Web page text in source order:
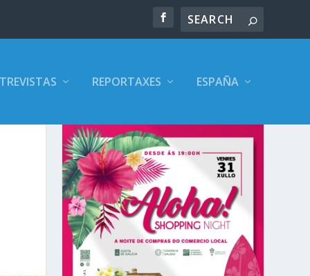
REPORTAXES ESPAÑA